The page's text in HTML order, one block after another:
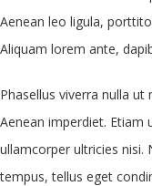
Aenean leo ligula,
Aliquam lorem ante,
Phasellus viverra nulla
Aenean imperdiet. Etiam
ullamcorper ultricies nisi.
tempus, tellus eget